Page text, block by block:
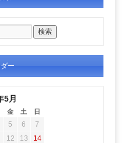
ー
5月
金 土 日
5 6
7
12 13
14